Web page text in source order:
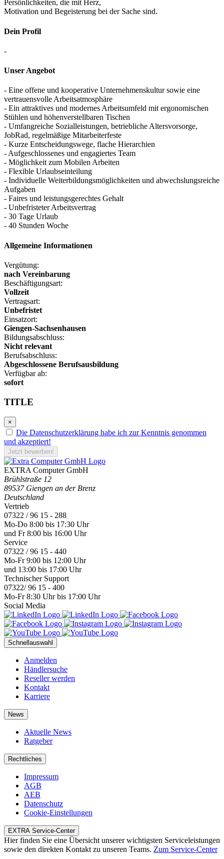
Persönlichkeiten, die mit Herz,
Motivation und Begeisterung bei der Sache sind.
Dein Profil
-
Unser Angebot
- Eine offene und kooperative Unternehmenskultur sowie eine
vertrauensvolle Arbeitsatmosphäre
- Ein attraktives und modernes Arbeitsumfeld mit ergonomischen
Stühlen und höhenverstellbaren Tischen
- Umfangreiche Sozialleistungen, betriebliche Altersvorsorge,
JobRad, regelmäßige Mitarbeiterfeste
- Kurze Entscheidungswege, flache Hierarchien
- Aufgeschlossenes und engagiertes Team
- Möglichkeit zum Mobilen Arbeiten
- Flexible Urlaubseinteilung
- Individuelle Weiterbildungsmöglichkeiten und abwechslungsreiche
Aufgaben
- Faires und leistungsgerechtes Gehalt
- Unbefristeter Arbeitsvertrag
- 30 Tage Urlaub
- 40 Stunden Woche
Allgemeine Informationen
Vergütung:
nach Vereinbarung
Beschäftigungsart:
Vollzeit
Vertragsart:
Unbefristet
Einsatzort:
Giengen-Sachsenhausen
Bildungsabschluss:
Nicht relevant
Berufsabschluss:
Abgeschlossene Berufsausbildung
Verfügbar ab:
sofort
TITLE
×
Die Datenschutzerklärung habe ich zur Kenntnis genommen
und akzeptiert!
Jetzt bewerben!
EXTRA Computer GmbH
Brühlstraße 12
89537 Giengen an der Brenz
Deutschland
Vertrieb
07322 / 96 15 - 288
Mo-Do 8:00 bis 17:30 Uhr
und Fr 8:00 bis 16:00 Uhr
Service
07322 / 96 15 - 440
Mo-Fr 9:00 bis 12:00 Uhr
und 13:00 bis 17:00 Uhr
Technischer Support
07322/ 96 15 - 400
Mo-Fr 8:30 Uhr bis 17:00 Uhr
Social Media
Schnellauswahl
Anmelden
Händlersuche
Reseller werden
Kontakt
Karriere
News
Aktuelle News
Ratgeber
Rechtliches
Impressum
AGB
AEB
Datenschutz
Cookie-Einstellungen
EXTRA Service-Center
Hier finden Sie eine Übersicht unserer wichtigsten Serviceleistungen
sowie den direkten Kontakt zu unseren Teams. Zum Service-Center